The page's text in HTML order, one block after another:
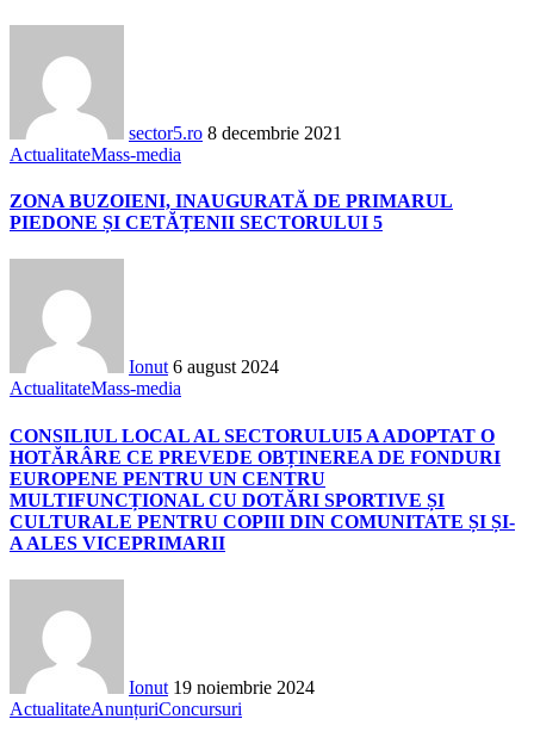
sector5.ro 8 decembrie 2021
ActualitateMass-media
ZONA BUZOIENI, INAUGURATĂ DE PRIMARUL
PIEDONE ȘI CETĂȚENII SECTORULUI 5
Ionut 6 august 2024
ActualitateMass-media
CONSILIUL LOCAL AL SECTORULUI5 A ADOPTAT O
HOTĂRÂRE CE PREVEDE OBȚINEREA DE FONDURI
EUROPENE PENTRU UN CENTRU
MULTIFUNCȚIONAL CU DOTĂRI SPORTIVE ȘI
CULTURALE PENTRU COPIII DIN COMUNITATE ȘI ȘI-
A ALES VICEPRIMARII
Ionut 19 noiembrie 2024
ActualitateAnunțuriConcursuri